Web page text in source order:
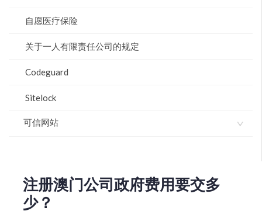
自愿医疗保险
关于一人有限责任公司的规定
Codeguard
Sitelock
可信网站
高新技术产业导报：医院、医疗、医药网站实施“可信网
站”验证
注册澳门公司政府费用要交多
少？